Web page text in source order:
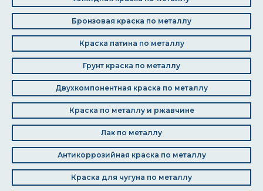
Бронзовая краска по металлу
Краска патина по металлу
Грунт краска по металлу
Двухкомпонентная краска по металлу
Краска по металлу и ржавчине
Лак по металлу
Антикоррозийная краска по металлу
Краска для чугуна по металлу